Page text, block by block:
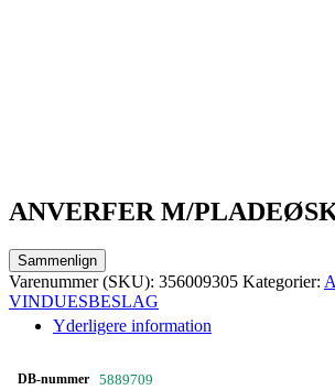
ANVERFER M/
Sammenlign
Varenummer (SKU): 356009305 Kategorier:
VINDUESBESLAG
Yderligere information
DB-nummer 5889709